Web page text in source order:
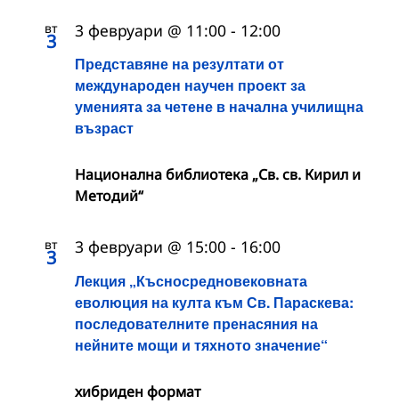
вт
3
Представяне на резултати от
международен научен проект за
уменията за четене в начална училищна
възраст
3 февруари @ 11:00 - 12:00
Национална библиотека „Св. св. Кирил и
Методий“
вт
3
Лекция „Късносредновековната
еволюция на култа към Св. Параскева:
последователните пренасяния на
нейните мощи и тяхното значение“
3 февруари @ 15:00 - 16:00
хибриден формат